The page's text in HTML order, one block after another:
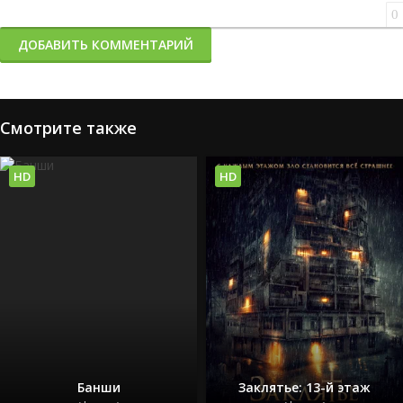
0
ДОБАВИТЬ КОММЕНТАРИЙ
Смотрите также
Банши
HD
Заклятье: 13-й этаж
HD